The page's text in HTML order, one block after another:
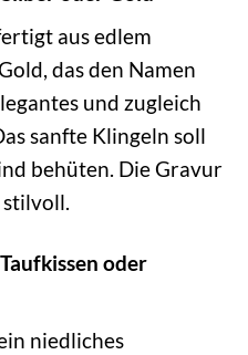
aus edlem
das den Namen
und zugleich
sanfte Klingeln soll
behüten. Die Gravur
oder
niedliches